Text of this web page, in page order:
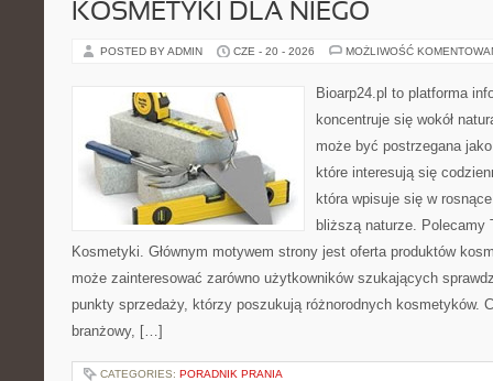
KOSMETYKI DLA NIEGO
POSTED BY ADMIN CZE - 20 - 2026 MOŻLIWOŚĆ
Bioarp24.pl to platforma
koncentruje się wokół
może być postrzegana
które interesują się
która wpisuje się w
bliższą naturze. Polecamy
Kosmetyki. Głównym motywem strony jest oferta produktów
może zainteresować zarówno użytkowników szukających
punkty sprzedaży, którzy poszukują różnorodnych kosmetyków.
branżowy, […]
CATEGORIES: PORADNIK PRANIA